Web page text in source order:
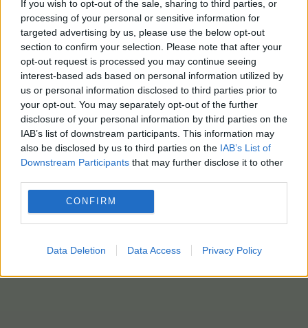
If you wish to opt-out of the sale, sharing to third parties, or
processing of your personal or sensitive information for
targeted advertising by us, please use the below opt-out
section to confirm your selection. Please note that after your
opt-out request is processed you may continue seeing
interest-based ads based on personal information utilized by
us or personal information disclosed to third parties prior to
your opt-out. You may separately opt-out of the further
disclosure of your personal information by third parties on the
IAB’s list of downstream participants. This information may
also be disclosed by us to third parties on the IAB’s List of
Downstream Participants that may further disclose it to other
CONFIRM
Data Deletion Data Access Privacy Policy